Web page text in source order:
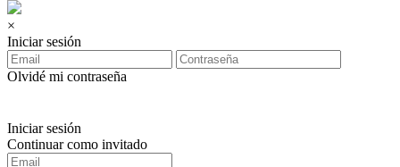
×
Iniciar sesión
Olvidé mi contraseña
Iniciar sesión
Continuar como invitado